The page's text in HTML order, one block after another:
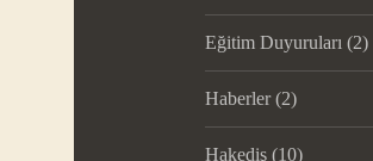
Eğitim Duyuruları (2)
Haberler(2)
Hakediş (10)